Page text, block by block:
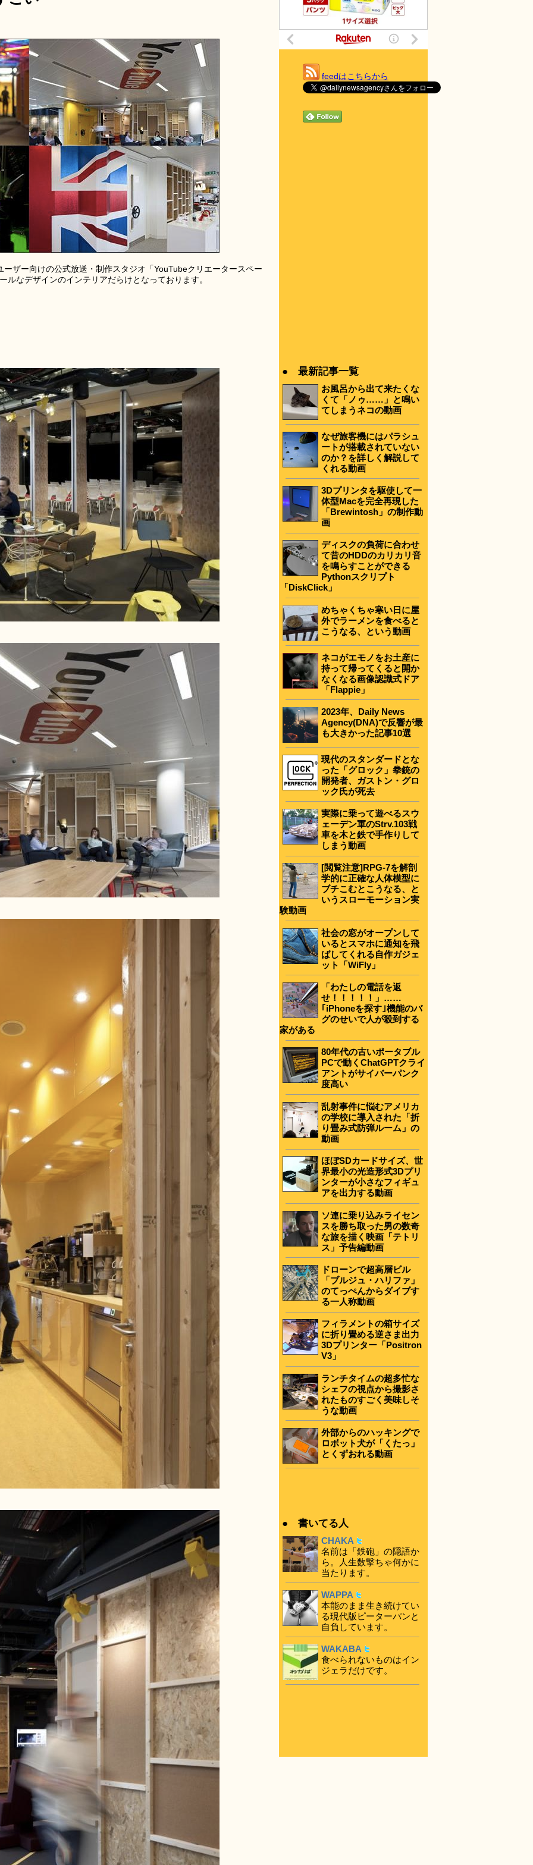
ザー向けの公式放送・制作スタジオ「YouTubeクリエータースペー
なデザインのインテリアだらけとなっております。
feedはこちらから
● 最新記事一覧
お風呂から出て来たくな
くて「ノゥ……」と鳴い
てしまうネコの動画
なぜ旅客機にはパラシュ
ートが搭載されていない
のか？を詳しく解説して
くれる動画
3Dプリンタを駆使して一
体型Macを完全再現した
「Brewintosh」の制作動
画
ディスクの負荷に合わせ
て昔のHDDのカリカリ音
を鳴らすことができる
Pythonスクリプト
「DiskClick」
めちゃくちゃ寒い日に屋
外でラーメンを食べると
こうなる、という動画
ネコがエモノをお土産に
持って帰ってくると開か
なくなる画像認識式ドア
「Flappie」
2023年、Daily News
Agency(DNA)で反響が最
も大きかった記事10選
現代のスタンダードとな
った「グロック」拳銃の
開発者、ガストン・グロ
ック氏が死去
実際に乗って遊べるスウ
ェーデン軍のStrv.103戦
車を木と鉄で手作りして
しまう動画
[閲覧注意]RPG-7を解剖
学的に正確な人体模型に
ブチこむとこうなる、と
いうスローモーション実
験動画
社会の窓がオープンして
いるとスマホに通知を飛
ばしてくれる自作ガジェ
ット「WiFly」
「わたしの電話を返
せ！！！！！」……
｢iPhoneを探す｣機能のバ
グのせいで人が殺到する
家がある
80年代の古いポータブル
PCで動くChatGPTクライ
アントがサイバーパンク
度高い
乱射事件に悩むアメリカ
の学校に導入された「折
り畳み式防弾ルーム」の
動画
ほぼSDカードサイズ、世
界最小の光造形式3Dプリ
ンターが小さなフィギュ
アを出力する動画
ソ連に乗り込みライセン
スを勝ち取った男の数奇
な旅を描く映画「テトリ
ス」予告編動画
ドローンで超高層ビル
「ブルジュ・ハリファ」
のてっぺんからダイブす
る一人称動画
フィラメントの箱サイズ
に折り畳める逆さま出力
3Dプリンター「Positron
V3」
ランチタイムの超多忙な
シェフの視点から撮影さ
れたものすごく美味しそ
うな動画
外部からのハッキングで
ロボット犬が「くたっ」
とくずおれる動画
● 書いてる人
CHAKA
名前は「鉄砲」の隠語か
ら。人生数撃ちゃ何かに
当たります。
WAPPA
本能のまま生き続けてい
る現代版ピーターパンと
自負しています。
WAKABA
食べられないものはイン
ジェラだけです。